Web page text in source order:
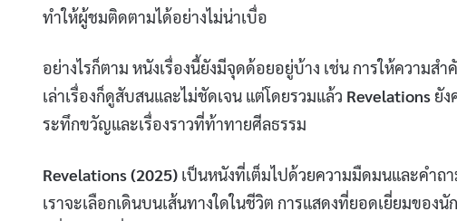
ทำให้ผู้ชมติดตามได้อย่างไม่น่าเบื่อ
อย่างไรก็ตาม หนังเรื่องนี้ยังมีจุดด้อยอยู่บ้าง เช่น การให้ความ
เล่าเรื่องก็ดูสับสนและไม่ชัดเจน แต่โดยรวมแล้ว Revelations ยั
ระทึกขวัญและเรื่องราวที่ท้าทายศีลธรรม
Revelations (2025) เป็นหนังที่เต็มไปด้วยความมืดมนและคำถ
เราจะเลือกเดินบนเส้นทางใดในชีวิต การแสดงที่ยอดเยี่ยมของ